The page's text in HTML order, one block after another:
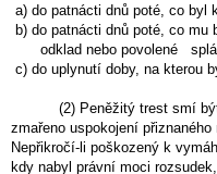
a) do patnácti dnů poté, co byl
b) do patnácti dnů poté, co
odklad nebo povolené
c) do uplynutí doby, na kterou
(2) Peněžitý trest smí
zmařeno uspokojení
Nepřikročí-li poškozený k
kdy nabyl právní moci